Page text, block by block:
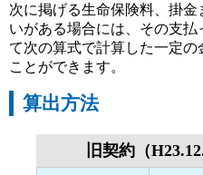
次に掲げる生命保険料、掛
いがある場合には、その支
て次の算式で計算した一定の
ことができます。
算出方法
旧契約（